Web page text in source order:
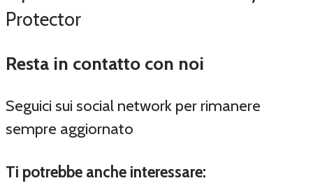
Protector
Resta in contatto con noi
Seguici sui social network per rimanere
sempre aggiornato
Ti potrebbe anche interessare: